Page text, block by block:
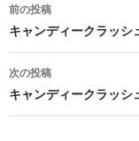
稿
ナ
ビ
ゲ
前の投稿
キャンディークラッシ
次の投稿
キャンディークラッシ